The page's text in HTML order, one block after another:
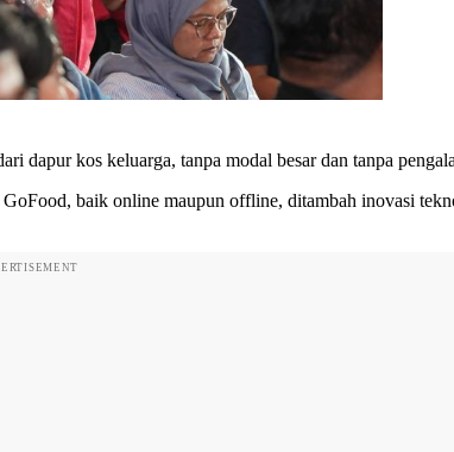
dapur kos keluarga, tanpa modal besar dan tanpa
GoFood, baik online maupun offline, ditambah inovasi